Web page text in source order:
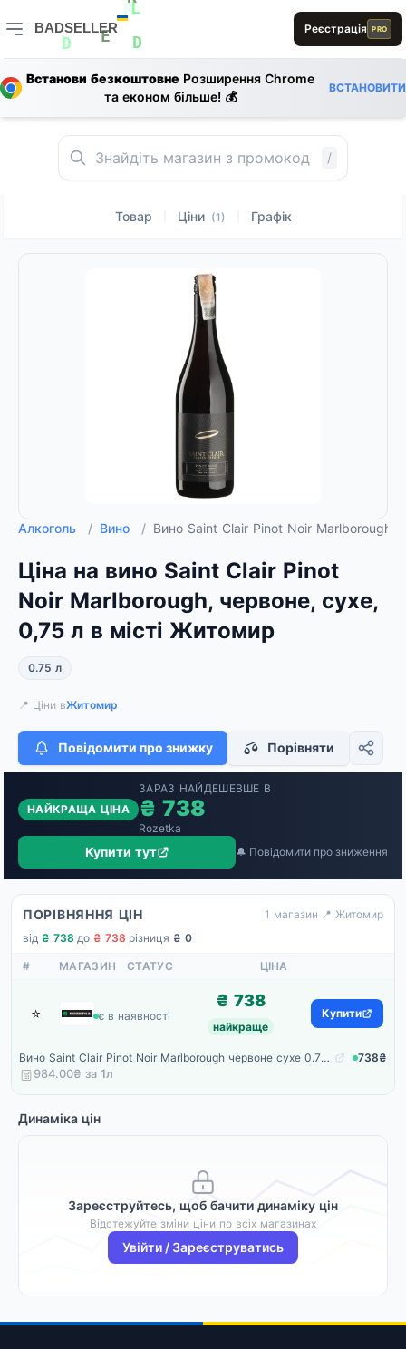
B
R
R
D
E
D
L
1
D
E
BADSELLER
BADSELLER — порівняння цін і знижки
Реєстрація PRO
Встанови безкоштовне Розширення Chrome
та економ більше! 💰
ВСТАНОВИТИ
/
Товар Ціни (1) Графік
Алкоголь / Вино / Вино Saint Clair Pinot Noir Marlborough,
Ціна на вино Saint Clair Pinot
Noir Marlborough, червоне, сухе,
0,75 л в місті Житомир
0.75 л
📍 Ціни вЖитомир
Повідомити про знижку Порівняти
НАЙКРАЩА ЦІНА
ЗАРАЗ НАЙДЕШЕВШЕ В
₴ 738
Rozetka
Купити тут 🔔 Повідомити про зниження
ПОРІВНЯННЯ ЦІН 1 магазин· 📍 Житомир
від ₴ 738·до ₴ 738·різниця ₴ 0
# МАГАЗИН СТАТУС ЦІНА
⭐ Rozetka
є в наявності
₴ 738
найкраще
Купити
Вино Saint Clair Pinot Noir Marlborough червоне сухе 0.75 л (9418076003671)
738₴
984.00₴ за 1л
Динаміка цін
Зареєструйтесь, щоб бачити динаміку цін
Відстежуйте зміни ціни по всіх магазинах
Увійти / Зареєструватись